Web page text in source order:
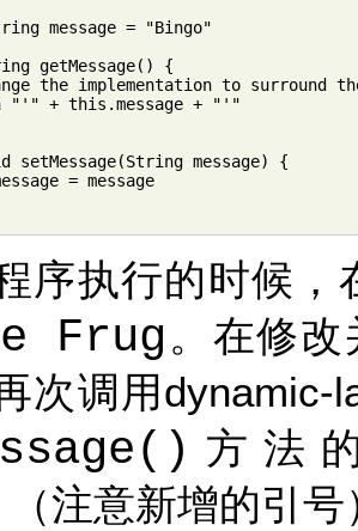
message = "Bingo"
getMessage() {
the implementation to surround
"'" + this.message + "'"
setMessage(String message) {
= message
序执行的时候
Frug 。在修
次调用dynamic-
方法
（注意新增的引号